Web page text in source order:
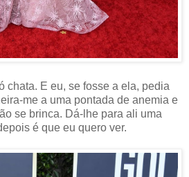
chata. E eu, se fosse a ela, pedia
me a uma pontada de anemia e
se brinca. Dá-lhe para ali uma
é que eu quero ver.